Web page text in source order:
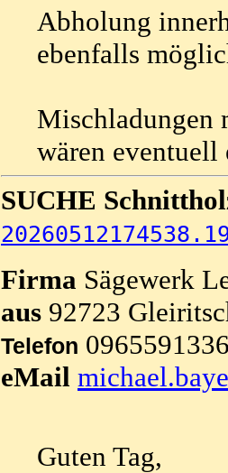
Abholung
ebenfalls
Mischladungen
wären eventuell
SUCHE
Firma Sägewerk
aus 92723
Telefon
eMail
Guten Tag,